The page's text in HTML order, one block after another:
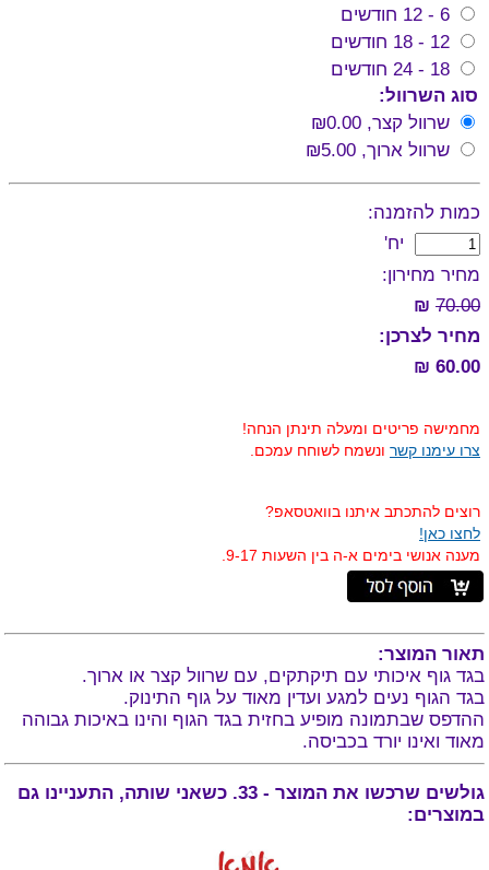
6 - 12 חודשים
12 - 18 חודשים
18 - 24 חודשים
סוג השרוול:
שרוול קצר, ₪0.00
שרוול ארוך, ₪5.00
כמות להזמנה:
יח'
מחיר מחירון:
70.00
₪
מחיר לצרכן:
60.00 ₪
מחמישה פריטים ומעלה תינתן הנחה!
צרו עימנו קשר ונשמח לשוחח עמכם.
רוצים להתכתב איתנו בוואטסאפ?
לחצו כאן!
מענה אנושי בימים א-ה בין השעות 9-17.
תאור המוצר:
בגד גוף איכותי עם תיקתקים, עם שרוול קצר או ארוך.
בגד הגוף נעים למגע ועדין מאוד על גוף התינוק.
ההדפס שבתמונה מופיע בחזית בגד הגוף והינו באיכות גבוהה
מאוד ואינו יורד בכביסה.
גולשים שרכשו את המוצר - 33. כשאני שותה, התעניינו גם
במוצרים: